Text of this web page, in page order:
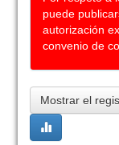
puede
autorización
convenio de
Mostrar el